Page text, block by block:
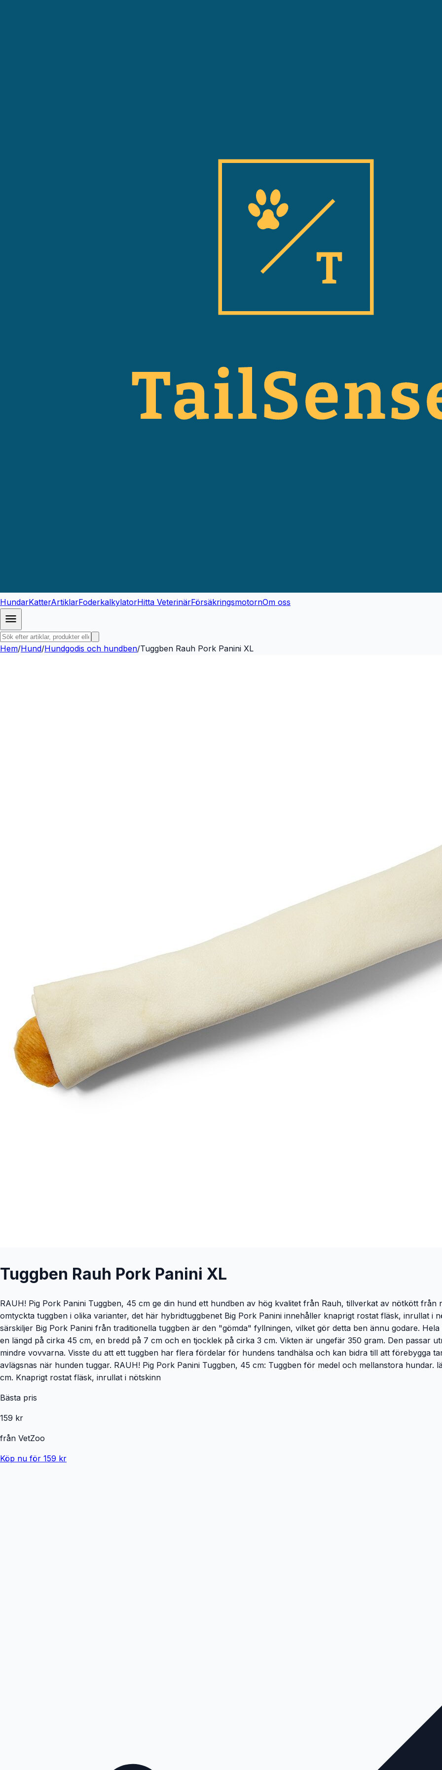
HundarKatterArtiklarFoderkalkylatorHitta VeterinärFörsäkringsmotornOm oss
Hem/Hund/Hundgodis och hundben/Tuggben Rauh Pork Panini XL
Tuggben Rauh Pork Panini XL
RAUH! Pig Pork Panini Tuggben, 45 cm ge din hund ett hundben av hög kvalitet från Rauh, tillverkat av nötkött
omtyckta tuggben i olika varianter, det här hybridtuggbenet Big Pork Panini innehåller knaprigt rostat fläsk, inrullat i
särskiljer Big Pork Panini från traditionella tuggben är den "gömda" fyllningen, vilket gör detta ben ännu godare.
en längd på cirka 45 cm, en bredd på 7 cm och en tjocklek på cirka 3 cm. Vikten är ungefär 350 gram. Den passar
mindre vovvarna. Visste du att ett tuggben har flera fördelar för hundens tandhälsa och kan bidra till att förebygga
avlägsnas när hunden tuggar. RAUH! Pig Pork Panini Tuggben, 45 cm: Tuggben för medel och mellanstora
cm. Knaprigt rostat fläsk, inrullat i nötskinn
Bästa pris
159 kr
från VetZoo
Köp nu för 159 kr